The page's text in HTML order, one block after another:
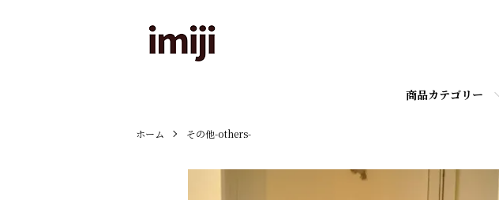
商品カテゴリー
ホーム その他-others-